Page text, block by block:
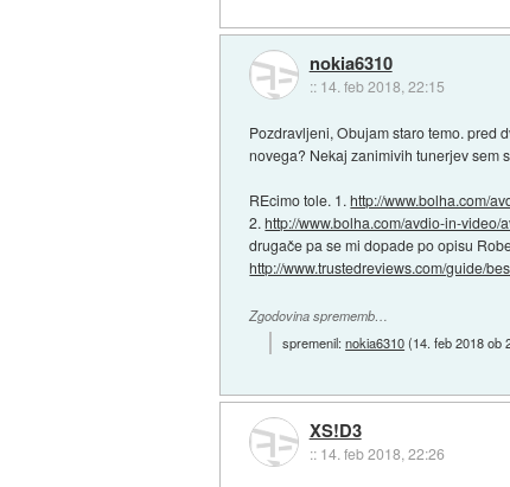
nokia6310
:: 14. feb 2018, 22:15
Pozdravljeni, Obujam staro temo. pred
novega? Nekaj zanimivih tunerjev sem
REcimo tole. 1.http://www.bolha.com/
2.http://www.bolha.com/avdio-in-video/
drugače pa se mi dopade po opisu
http://www.trustedreviews.com/guide/
Zgodovina sprememb…
spremenil:nokia6310(14. feb 2018 ob
XS!D3
:: 14. feb 2018, 22:26